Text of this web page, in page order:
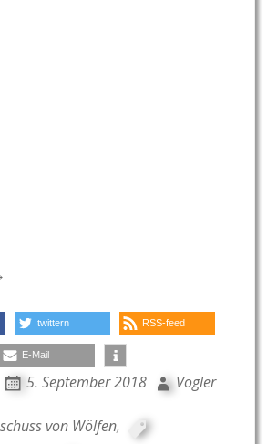
twittern RSS-feed
E-Mail
5. September 2018 Vogler
von Wölfen,